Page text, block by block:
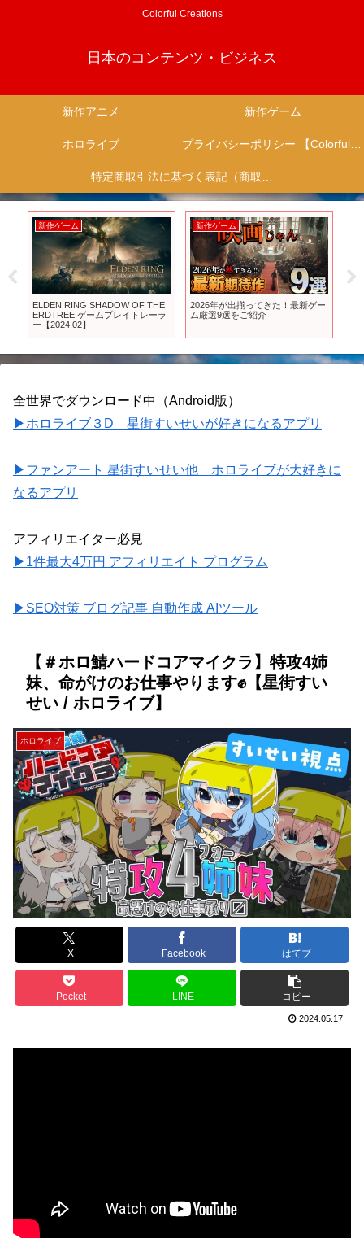
Colorful Creations
日本のコンテンツ・ビジネス
新作アニメ 新作ゲーム
ホロライブ プライバシーポリシー 【Colorful Creation】
特定商取引法に基づく表記（商取引に関する開示）
新作ゲーム
ELDEN RING SHADOW OF THE
ERDTREE ゲームプレイトレーラ
ー【2024.02】
新作ゲーム
2026年が出揃ってきた！最新ゲー
ム厳選9選をご紹介
全世界でダウンロード中（Android版）
▶ホロライブ３D 星街すいせいが好きになるアプリ
▶ファンアート 星街すいせい他 ホロライブが大好きに
なるアプリ
アフィリエイター必見
▶1件最大4万円 アフィリエイト プログラム
▶SEO対策 ブログ記事 自動作成 AIツール
【＃ホロ鯖ハードコアマイクラ】特攻4姉
妹、命がけのお仕事やります✊【星街すい
せい / ホロライブ】
ホロライブ
X Facebook はてブ
Pocket LINE コピー
2024.05.17